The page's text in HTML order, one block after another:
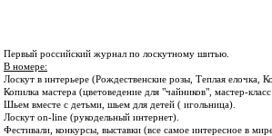
Первый российский журнал по лоскутному шитью.
В номере:
Лоскут в интерьере (Рождественские розы, Теплая елочка,
Копилка мастера (цветоведение для "чайников", мастер-
Шьем вместе с детьми, шьем для детей ( игольница).
Лоскут on-line (рукодельный интернет).
Фестивали, конкурсы, выставки (все самое интересное в